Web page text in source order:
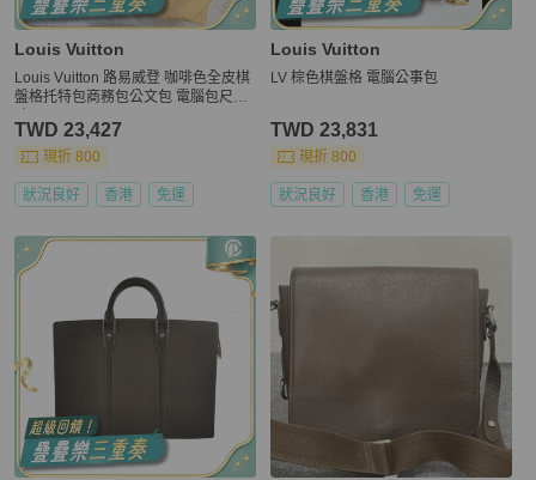
Louis Vuitton
Louis Vuitton 路易威登 咖啡色全皮棋
盤格托特包商務包公文包 電腦包尺
TWD 23,427
現折 800
狀況良好 香港 免運
Louis Vuitton
LV 棕色棋盤格 電腦公事包
TWD 23,831
現折 800
狀況良好 香港 免運